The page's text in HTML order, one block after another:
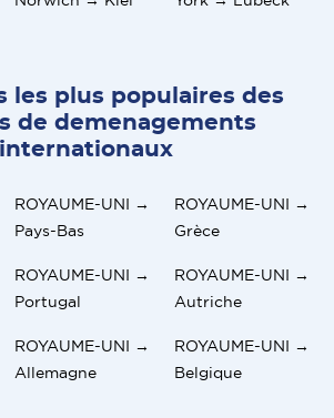
les plus populaires des
de demenagements
internationaux
ROYAUME-UNI →
Pays-Bas
ROYAUME-UNI →
Grèce
ROYAUME-UNI →
Portugal
ROYAUME-UNI →
Autriche
ROYAUME-UNI →
Allemagne
ROYAUME-UNI →
Belgique